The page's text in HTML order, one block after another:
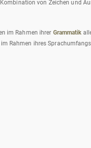
von Zeichen und
im Rahmen ihrer Grammatik
Rahmen ihres